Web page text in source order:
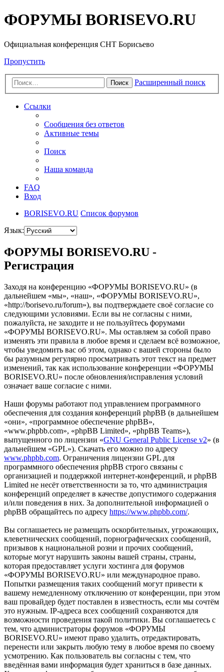
ФОРУМЫ BORISEVO.RU
Официальная конференция СНТ Борисьево
Пропустить
Поиск Расширенный поиск
Ссылки
Сообщения без ответов
Активные темы
Поиск
Наша команда
FAQ
Вход
BORISEVO.RU Список форумов
Язык:
ФОРУМЫ BORISEVO.RU -
Регистрация
Заходя на конференцию «ФОРУМЫ BORISEVO.RU» (в
дальнейшем «мы», «наш», «ФОРУМЫ BORISEVO.RU»,
«http://borisevo.ru/forum»), вы подтверждаете своё согласие со
следующими условиями. Если вы не согласны с ними,
пожалуйста, не заходите и не пользуйтесь форумами
«ФОРУМЫ BORISEVO.RU». Мы оставляем за собой право
изменять эти правила в любое время и сделаем всё возможное,
чтобы уведомить вас об этом, однако с вашей стороны было
бы разумным регулярно просматривать этот текст на предмет
изменений, так как использование конференции «ФОРУМЫ
BORISEVO.RU» после обновления/исправления условий
означает ваше согласие с ними.
Наши форумы работают под управлением программного
обеспечения для создания конференций phpBB (в дальнейшем
«они», «программное обеспечение phpBB»,
«www.phpbb.com», «phpBB Limited», «phpBB Teams»),
выпущенного по лицензии «GNU General Public License v2» (в
дальнейшем «GPL»). Скачать его можно по адресу
www.phpbb.com. Ограничения лицензии GPL для
программного обеспечения phpBB строго связаны с
организацией и поддержкой интернет-конференций, и phpBB
Limited не несёт ответственности за то, что администрация
конференций определяет в качестве допустимого содержания
и/или поведения в них. За дополнительной информацией о
phpBB обращайтесь по адресу https://www.phpbb.com/.
Вы соглашаетесь не размещать оскорбительных, угрожающих,
клеветнических сообщений, порнографических сообщений,
призывов к национальной розни и прочих сообщений,
которые могут нарушить законы вашей страны, страны,
которая предоставляет услуги хостинга для форумов
«ФОРУМЫ BORISEVO.RU» или международное право.
Попытки размещения таких сообщений могут привести к
вашему немедленному отключению от конференции, при этом
ваш провайдер будет поставлен в известность, если мы сочтём
это нужным. IP-адреса всех сообщений сохраняются для
возможности проведения такой политики. Вы соглашаетесь с
тем, что администраторы форумов «ФОРУМЫ
BORISEVO.RU» имеют право удалить, отредактировать,
перенести или закрыть любую тему в любое время по своему
усмотрению. Как пользователь вы согласны с тем, что
введённая вами информация будет храниться в базе данных.